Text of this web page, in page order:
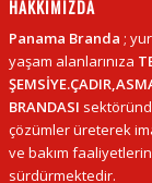
HAKKIMIZDA
Panama Branda ;
yaşam alanlarınıza
BRANDASI
çözümler üreterek
ve bakım
sürdürmektedir.